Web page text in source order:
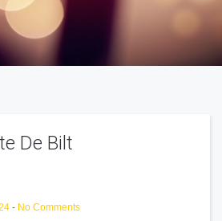
De Bilt
- No Comments